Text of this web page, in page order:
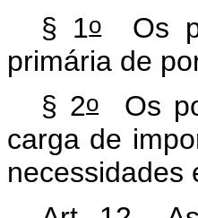
§ 1oOs
primária de
§ 2o
Os
carga de